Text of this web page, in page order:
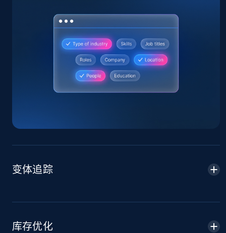
Home Depot US
URL, Domain, Country code, Model number,
Sku, Product id, Product name, Manufacturer,
2.1K+ 355+ 立即开始
URL, Domain, Country code, Model number,
变体追踪
库存优化